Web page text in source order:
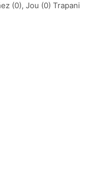
(0), Jou (0) Trapani